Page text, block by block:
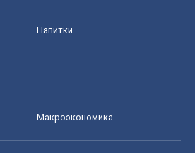
Напитки
Mакроэкономика